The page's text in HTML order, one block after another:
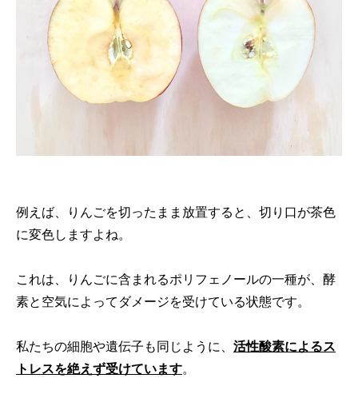
例えば、りんごを切ったまま放置すると、切り口が茶色
に変色しますよね。
これは、りんごに含まれるポリフェノールの一種が、酵
素と空気によってダメージを受けている状態です。
私たちの細胞や遺伝子も同じように、 活性酸素によるス
トレスを絶えず受けています。